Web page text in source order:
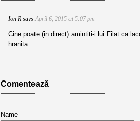
Ion R says April 6, 2015 at 5:07 pm
Cine poate (in direct) amintiti-i lui Filat ca
hranita….
Comentează
Name